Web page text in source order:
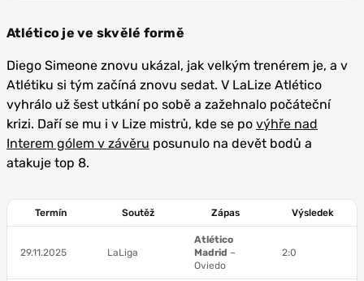
Atlético je ve skvělé formě
Diego Simeone znovu ukázal, jak velkým trenérem je, a v
Atlétiku si tým začíná znovu sedat. V LaLize Atlético
vyhrálo už šest utkání po sobě a zažehnalo počáteční
krizi. Daří se mu i v Lize mistrů, kde se po výhře nad
Interem gólem v závěru posunulo na devět bodů a
atakuje top 8.
Termín Soutěž Zápas Výsledek
29.11.2025 LaLiga
Atlético
Madrid –
Oviedo
2:0